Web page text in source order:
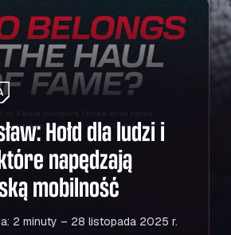
Hołd dla ludzi i
napędzają
mobilność
2 minuty – 28 listopada 2025 r.